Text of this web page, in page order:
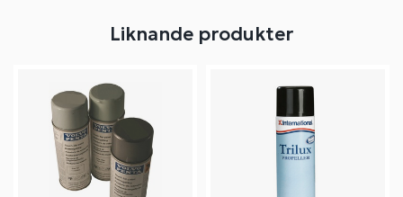
Liknande produkter